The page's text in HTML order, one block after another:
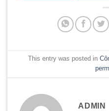
This entry was posted in
ADMIN